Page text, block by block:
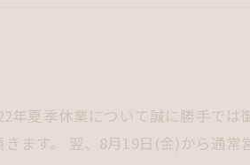
夏季休業について誠に勝手では
ます。 翌、8月19日(金)から通常